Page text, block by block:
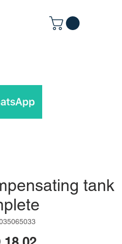
tank